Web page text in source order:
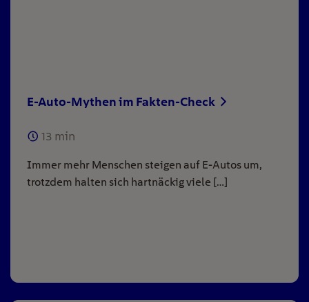
E-Auto-Mythen im Fakten-Check
13 min
Immer mehr Menschen steigen auf E-Autos um,
trotzdem halten sich hartnäckig viele […]